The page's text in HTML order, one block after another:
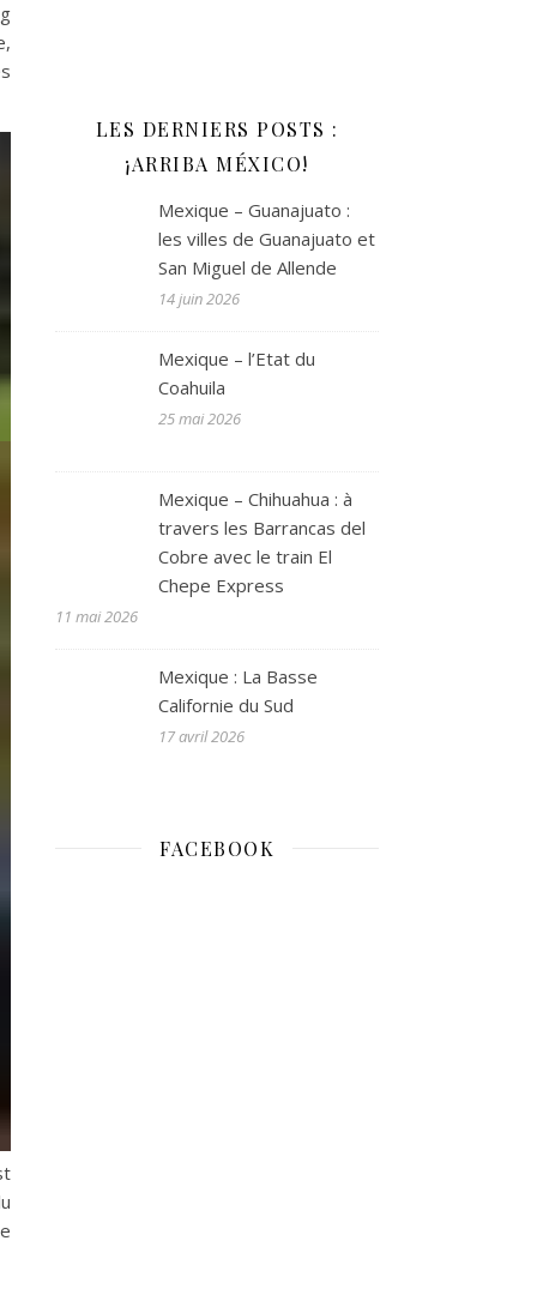
LES DERNIERS POSTS :
¡ARRIBA MÉXICO!
Mexique – Guanajuato :
les villes de Guanajuato et
San Miguel de Allende
14 juin 2026
Mexique – l’Etat du
Coahuila
25 mai 2026
Mexique – Chihuahua : à
travers les Barrancas del
Cobre avec le train El
Chepe Express
11 mai 2026
Mexique : La Basse
Californie du Sud
17 avril 2026
FACEBOOK